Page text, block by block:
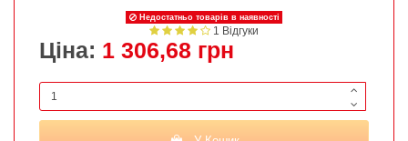
Недостатньо товарів в наявності
1 Відгуки
Ціна: 1 306,68 грн